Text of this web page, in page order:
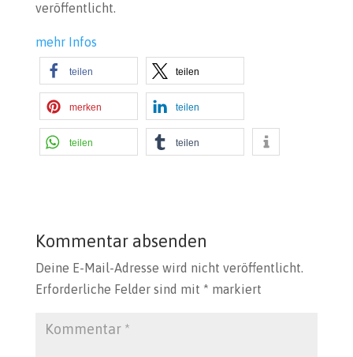
veröffentlicht.
mehr Infos
teilen teilen
merken teilen
teilen teilen
Kommentar absenden
Deine E-Mail-Adresse wird nicht veröffentlicht.
Erforderliche Felder sind mit * markiert